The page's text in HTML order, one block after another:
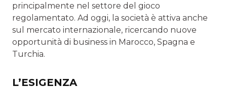
princi­palmente nel settore del gioco
regolamentato. Ad oggi, la società è attiva anche
sul mercato internazionale, ricercando nuove
opportunità di business in Marocco, Spagna e
Turchia.
L’ESIGENZA